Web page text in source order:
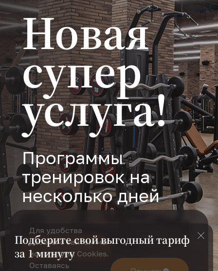
Новая
супер
услуга!
Программы
тренировок на
несколько дней
Подробнее
Для удобства
работы с сайтом мы
используем Cookies.
Оставаясь
Подберите свой выгодный тариф
за 1 минуту